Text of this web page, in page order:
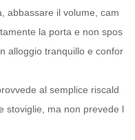
abbassare il volume, cam
la porta e non spos
alloggio tranquillo e confor
al semplice riscald
stoviglie, ma non prevede l